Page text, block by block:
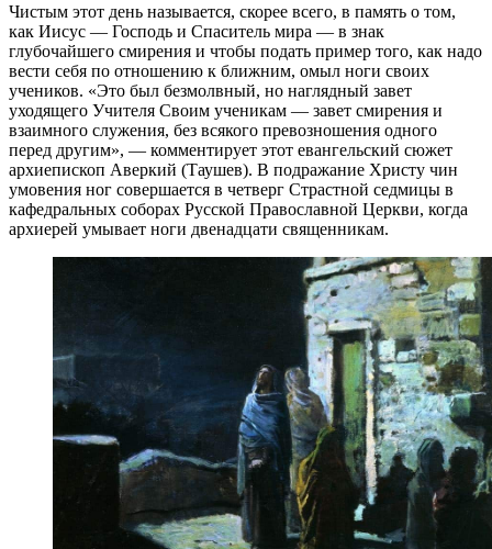
Чистым этот день называется, скорее всего, в память о том,
как Иисус — Господь и Спаситель мира — в знак
глубочайшего смирения и чтобы подать пример того, как надо
вести себя по отношению к ближним, омыл ноги своих
учеников. «Это был безмолвный, но наглядный завет
уходящего Учителя Своим ученикам — завет смирения и
взаимного служения, без всякого превозношения одного
перед другим», — комментирует этот евангельский сюжет
архиепископ Аверкий (Таушев). В подражание Христу чин
умовения ног совершается в четверг Страстной седмицы в
кафедральных соборах Русской Православной Церкви, когда
архиерей умывает ноги двенадцати священникам.